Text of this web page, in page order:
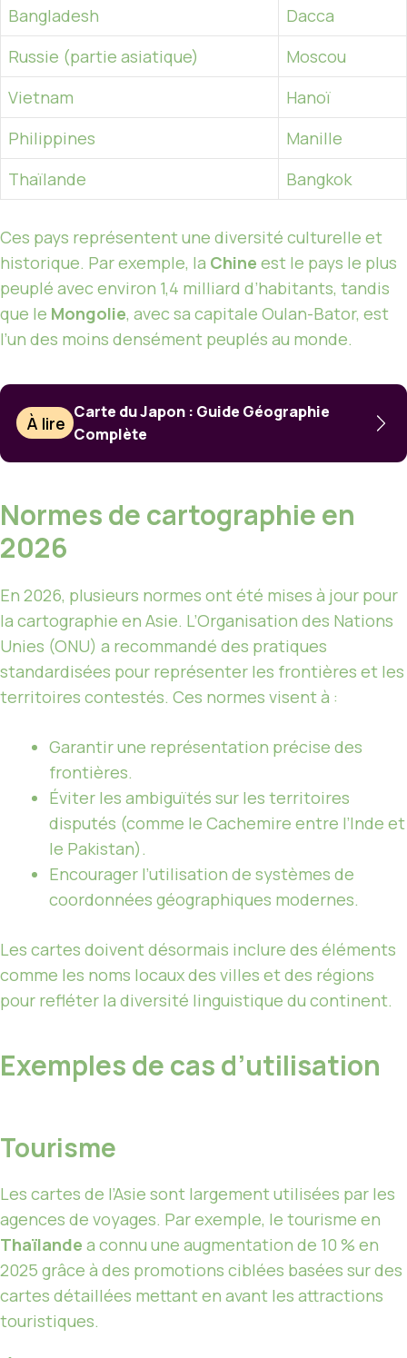
Bangladesh
Dacca
Russie (partie asiatique)
Moscou
Vietnam
Hanoï
Philippines
Manille
Thaïlande
Bangkok
Ces pays représentent une diversité culturelle et
historique. Par exemple, la Chine est le pays le plus
peuplé avec environ 1,4 milliard d’habitants, tandis
que le Mongolie, avec sa capitale Oulan-Bator, est
l’un des moins densément peuplés au monde.
À lire
Carte du Japon : Guide Géographie
Complète
Normes de cartographie en
2026
En 2026, plusieurs normes ont été mises à jour pour
la cartographie en Asie. L’Organisation des Nations
Unies (ONU) a recommandé des pratiques
standardisées pour représenter les frontières et les
territoires contestés. Ces normes visent à :
Garantir une représentation précise des
frontières.
Éviter les ambiguïtés sur les territoires
disputés (comme le Cachemire entre l’Inde et
le Pakistan).
Encourager l’utilisation de systèmes de
coordonnées géographiques modernes.
Les cartes doivent désormais inclure des éléments
comme les noms locaux des villes et des régions
pour refléter la diversité linguistique du continent.
Exemples de cas d’utilisation
Tourisme
Les cartes de l’Asie sont largement utilisées par les
agences de voyages. Par exemple, le tourisme en
Thaïlande a connu une augmentation de 10 % en
2025 grâce à des promotions ciblées basées sur des
cartes détaillées mettant en avant les attractions
touristiques.